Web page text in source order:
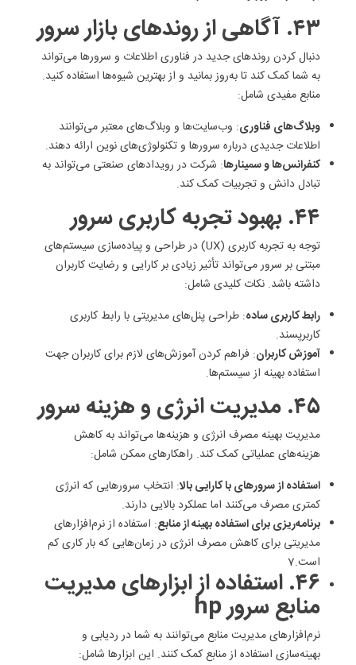
۴۳. آگاهی از روندهای بازار سرور
دنبال کردن روندهای جدید در فناوری اطلاعات و سرورها می‌تواند
به شما کمک کند تا به‌روز بمانید و از بهترین شیوه‌ها استفاده کنید.
منابع مفیدی شامل:
وبلاگ‌های فناوری: وب‌سایت‌ها و وبلاگ‌های معتبر می‌توانند
اطلاعات جدیدی درباره سرورها و تکنولوژی‌های نوین ارائه دهند.
کنفرانس‌ها و سمینارها: شرکت در رویدادهای صنعتی می‌تواند به
تبادل دانش و تجربیات کمک کند.
۴۴. بهبود تجربه کاربری سرور
توجه به تجربه کاربری (UX) در طراحی و پیاده‌سازی سیستم‌های
مبتنی بر سرور می‌تواند تأثیر زیادی بر کارایی و رضایت کاربران
داشته باشد. نکات کلیدی شامل:
رابط کاربری ساده: طراحی پنل‌های مدیریتی با رابط کاربری
کاربرپسند.
آموزش کاربران: فراهم کردن آموزش‌های لازم برای کاربران جهت
استفاده بهینه از سیستم‌ها.
۴۵. مدیریت انرژی و هزینه سرور
مدیریت بهینه مصرف انرژی و هزینه‌ها می‌تواند به کاهش
هزینه‌های عملیاتی کمک کند. راهکارهای ممکن شامل:
استفاده از سرورهای با کارایی بالا: انتخاب سرورهایی که انرژی
کمتری مصرف می‌کنند اما عملکرد بالایی دارند.
برنامه‌ریزی برای استفاده بهینه از منابع: استفاده از نرم‌افزارهای
مدیریتی برای کاهش مصرف انرژی در زمان‌هایی که بار کاری کم
است.7
۴۶. استفاده از ابزارهای مدیریت
منابع سرور hp
نرم‌افزارهای مدیریت منابع می‌توانند به شما در ردیابی و
بهینه‌سازی استفاده از منابع کمک کنند. این ابزارها شامل: